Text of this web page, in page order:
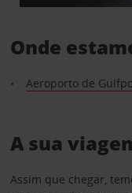
Onde
Aeroporto de
A sua
Assim que chegar,